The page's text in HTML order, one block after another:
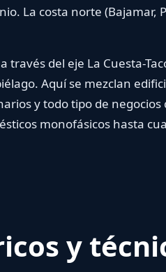
La costa norte (Bajamar,
través del eje La Cuesta-
Aquí se mezclan
y todo tipo de
monofásicos hasta
y